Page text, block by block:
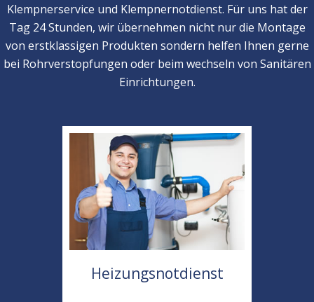
Klempnerservice und Klempnernotdienst. Für uns hat der
Tag 24 Stunden, wir übernehmen nicht nur die Montage
von erstklassigen Produkten sondern helfen Ihnen gerne
bei Rohrverstopfungen oder beim wechseln von Sanitären
Einrichtungen.
Heizungsnotdienst